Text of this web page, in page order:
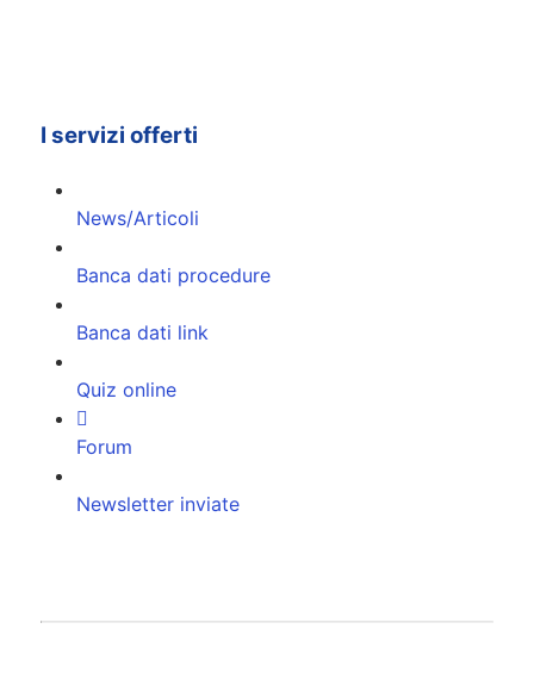
I servizi offerti
News/Articoli
Banca dati procedure
Banca dati link
Quiz online
Forum
Newsletter inviate